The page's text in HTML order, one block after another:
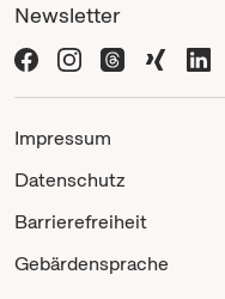
Newsletter
Impressum
Datenschutz
Barrierefreiheit
Gebärdensprache